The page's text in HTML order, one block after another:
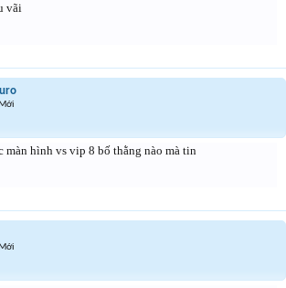
vãi
màn hình vs vip 8 bố thằng nào mà tin